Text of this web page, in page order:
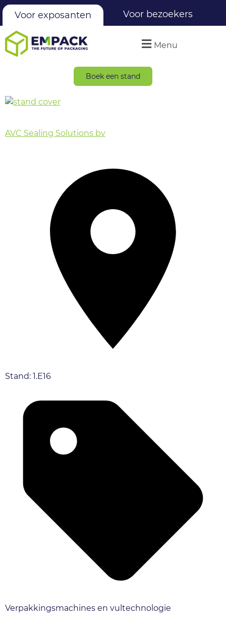
Voor exposanten Voor bezoekers
Menu
Boek een stand
AVC Sealing Solutions bv
Stand: 1.E16
Verpakkingsmachines en vultechnologie